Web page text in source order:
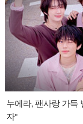
누에라, 팬사랑 가득
자"